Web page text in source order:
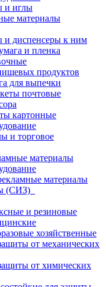
и иглы
материалы
и диспенсеры к ним
и пленка
продуктов
для выпечки
почтовые
картонные
и торговое
материалы
материалы
(СИЗ)
и резиновые
хозяйственные
от механических
от химических